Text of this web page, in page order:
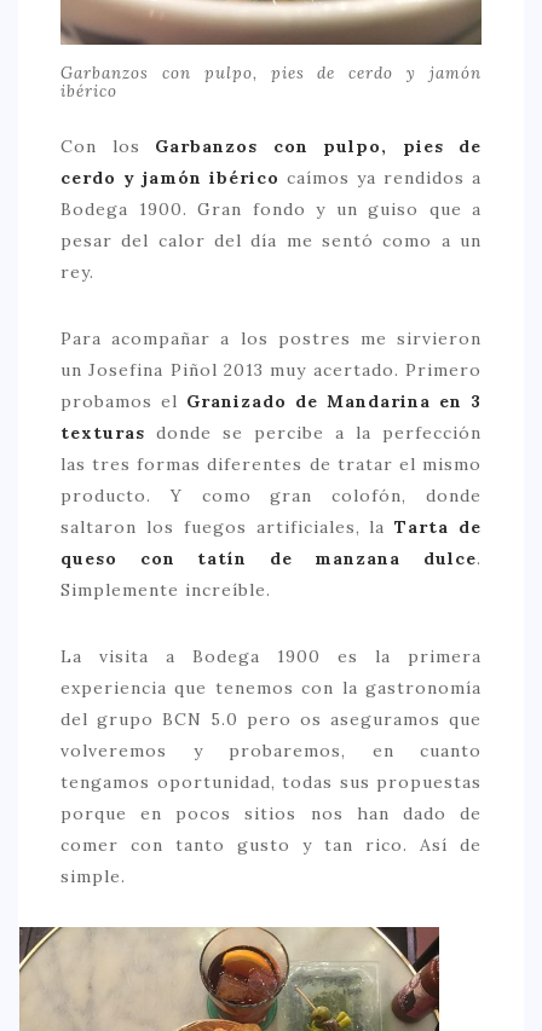
Garbanzos con pulpo, pies de cerdo y jamón
ibérico
Con los Garbanzos con pulpo, pies de
cerdo y jamón ibérico caímos ya rendidos a
Bodega 1900. Gran fondo y un guiso que a
pesar del calor del día me sentó como a un
rey.
Para acompañar a los postres me sirvieron
un Josefina Piñol 2013 muy acertado. Primero
probamos el Granizado de Mandarina en 3
texturas donde se percibe a la perfección
las tres formas diferentes de tratar el mismo
producto. Y como gran colofón, donde
saltaron los fuegos artificiales, laTarta de
queso con tatín de manzana dulce.
Simplemente increíble.
La visita a Bodega 1900 es la primera
experiencia que tenemos con la gastronomía
del grupo BCN 5.0 pero os aseguramos que
volveremos y probaremos, en cuanto
tengamos oportunidad, todas sus propuestas
porque en pocos sitios nos han dado de
comer con tanto gusto y tan rico. Así de
simple.